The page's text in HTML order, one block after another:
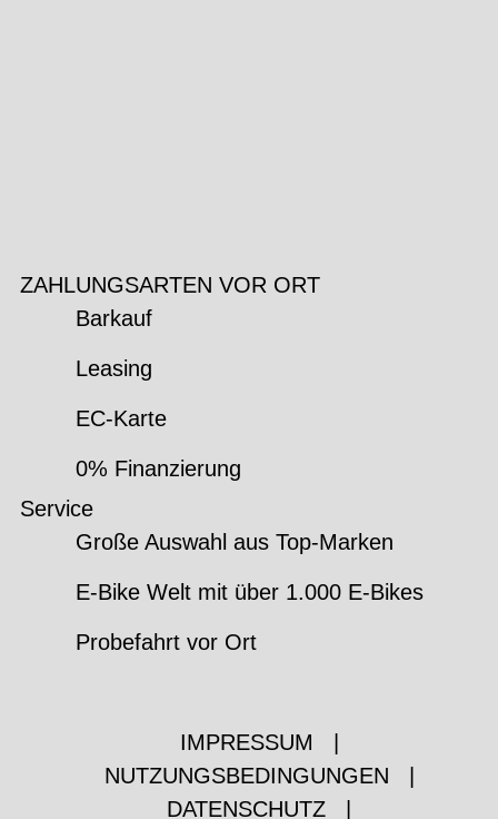
ZAHLUNGSARTEN VOR ORT
Barkauf
Leasing
EC-Karte
0% Finanzierung
Service
Große Auswahl aus Top-Marken
E-Bike Welt mit über 1.000 E-Bikes
Probefahrt vor Ort
IMPRESSUM
NUTZUNGSBEDINGUNGEN
DATENSCHUTZ